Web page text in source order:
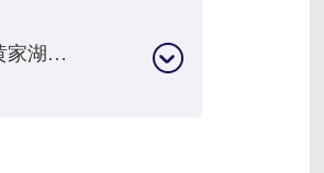
2014年1月6日，学校十周年庆典暨“百年时间囊”活动启动仪式在黄家湖在建新校区举行。2014年5月13日，我校获得ICAEW协会高校类别三项大奖，龚欣怡同学获得全球最高分98分。2014年5月14日，我校财会系1102班黄薇同学荣获全国大学生英语竞赛（NECCS）特等奖。2014年5月21日，学校“Pinpoint•创新论坛——社会菁英面对面”正式启动